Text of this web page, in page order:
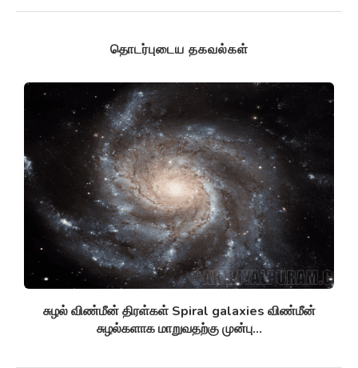
தொடர்புடைய தகவல்கள்
சுழல் விண்மீன் திரள்கள் Spiral galaxies விண்மீன்
சுழல்களாக மாறுவதற்கு முன்பு...